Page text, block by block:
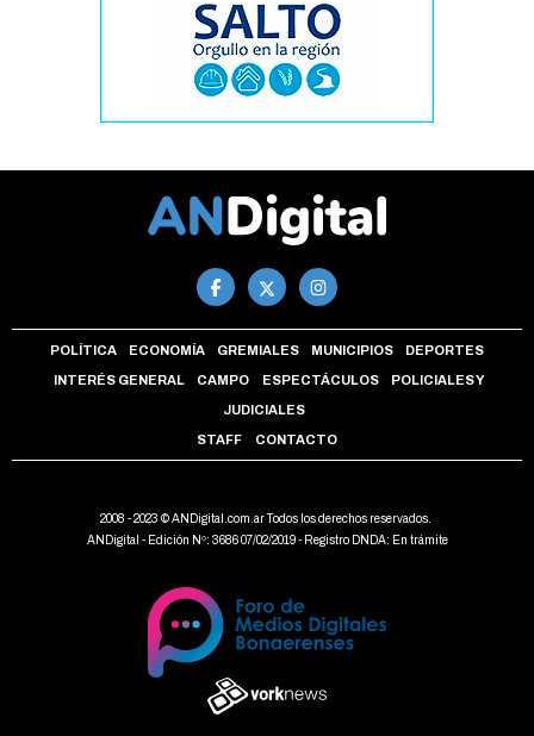
POLÍTICA ECONOMÍA GREMIALES MUNICIPIOS DEPORTES
INTERÉS GENERAL CAMPO ESPECTÁCULOS POLICIALES Y
JUDICIALES
STAFF CONTACTO
2008 - 2023 © ANDigital.com.ar Todos los derechos reservados.
ANDigital - Edición Nº: 3686 07/02/2019 - Registro DNDA: En trámite